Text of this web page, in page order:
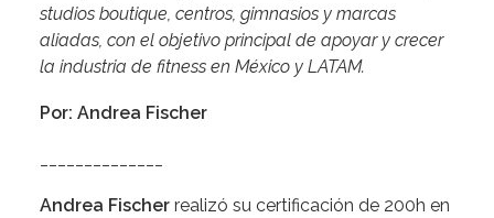
studios boutique, centros, gimnasios y marcas
aliadas, con el objetivo principal de apoyar y crecer
la industria de fitness en México y LATAM.
Por: Andrea Fischer
Andrea Fischer realizó su certificación de 200h en